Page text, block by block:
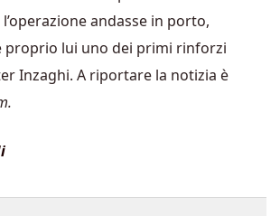
andasse in porto,
proprio lui uno dei primi rinforzi
Inzaghi. A riportare la notizia è